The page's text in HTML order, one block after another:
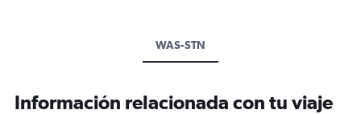
WAS-STN
Información relacionada con tu viaje